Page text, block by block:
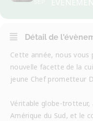
Détail de
Cette année, nous vous
nouvelle facette de la
jeune Chef prometteur
Véritable globe-trotteur,
Amérique du Sud, et le